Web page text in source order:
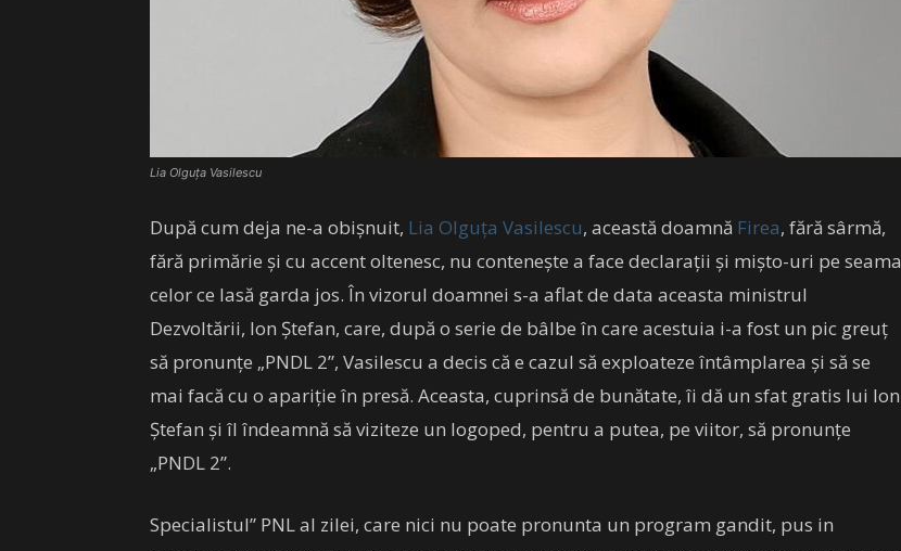
Lia Olguța Vasilescu
După cum deja ne-a obișnuit, Lia Olguța Vasilescu, această doamnă Firea, fără sârmă,
fără primărie și cu accent oltenesc, nu contenește a face declarații și mișto-uri pe seama
celor ce lasă garda jos. În vizorul doamnei s-a aflat de data aceasta ministrul
Dezvoltării, Ion Ștefan, care, după o serie de bâlbe în care acestuia i-a fost un pic greuț
să pronunțe „PNDL 2”, Vasilescu a decis că e cazul să exploateze întâmplarea și să se
mai facă cu o apariție în presă. Aceasta, cuprinsă de bunătate, îi dă un sfat gratis lui Ion
Ștefan și îl îndeamnă să viziteze un logoped, pentru a putea, pe viitor, să pronunțe
„PNDL 2”.
Specialistul” PNL al zilei, care nici nu poate pronunta un program gandit, pus in